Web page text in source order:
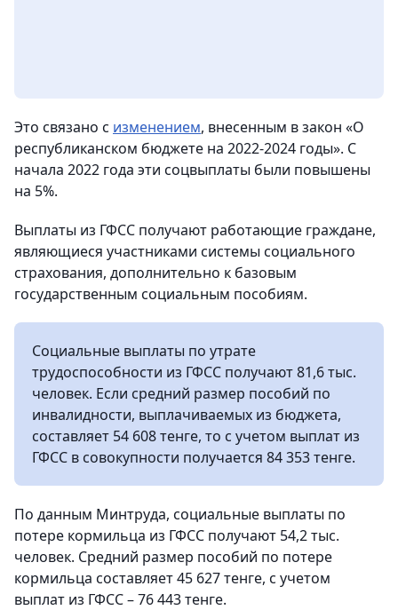
Это связано с изменением, внесенным в закон «О
республиканском бюджете на 2022-2024 годы». С
начала 2022 года эти соцвыплаты были повышены
на 5%.
Выплаты из ГФСС получают работающие граждане,
являющиеся участниками системы социального
страхования, дополнительно к базовым
государственным социальным пособиям.
Социальные выплаты по утрате
трудоспособности из ГФСС получают 81,6 тыс.
человек. Если средний размер пособий по
инвалидности, выплачиваемых из бюджета,
составляет 54 608 тенге, то с учетом выплат из
ГФСС в совокупности получается 84 353 тенге.
По данным Минтруда, социальные выплаты по
потере кормильца из ГФСС получают 54,2 тыс.
человек. Средний размер пособий по потере
кормильца составляет 45 627 тенге, с учетом
выплат из ГФСС – 76 443 тенге.